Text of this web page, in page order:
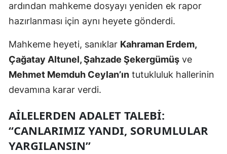
ardından mahkeme dosyayı yeniden ek rapor
hazırlanması için aynı heyete gönderdi.
Mahkeme heyeti, sanıklar Kahraman Erdem,
Çağatay Altunel, Şahzade Şekergümüş ve
Mehmet Memduh Ceylan’ın tutukluluk hallerinin
devamına karar verdi.
AILELERDEN ADALET TALEBI:
“CANLARIMIZ YANDI, SORUMLULAR
YARGILANSIN”